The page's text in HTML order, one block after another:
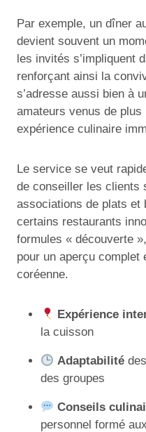
Par exemple, un dîner
devient souvent un
les invités s’impliquent
renforçant ainsi la
s’adresse aussi bien à
amateurs venus de plus
expérience culinaire
Le service se veut
de conseiller les clients
associations de plats et
certains restaurants
formules « découverte
pour un aperçu complet
coréenne.
Expérience
la cuisson
Adaptabilité
des groupes
Conseils
personnel formé